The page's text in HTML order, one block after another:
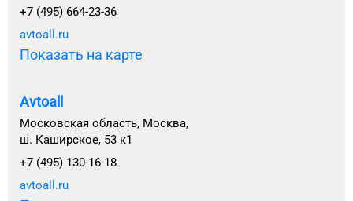
+7 (495) 664-23-36
avtoall.ru
Показать на карте
Avtoall
Московская область, Москва,
ш. Каширское, 53 к1
+7 (495) 130-16-18
avtoall.ru